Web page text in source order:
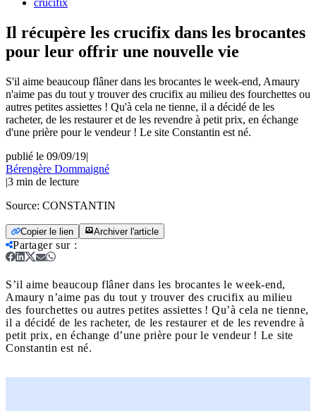
crucifix
Il récupère les crucifix dans les brocantes
pour leur offrir une nouvelle vie
S'il aime beaucoup flâner dans les brocantes le week-end, Amaury
n'aime pas du tout y trouver des crucifix au milieu des fourchettes ou
autres petites assiettes ! Qu'à cela ne tienne, il a décidé de les
racheter, de les restaurer et de les revendre à petit prix, en échange
d'une prière pour le vendeur ! Le site Constantin est né.
publié le 09/09/19|
Bérengère Dommaigné
|3 min de lecture
Source: CONSTANTIN
Copier le lien Archiver l'article
Partager sur:
S’il aime beaucoup flâner dans les brocantes le week-end,
Amaury n’aime pas du tout y trouver des crucifix au milieu
des fourchettes ou autres petites assiettes ! Qu’à cela ne tienne,
il a décidé de les racheter, de les restaurer et de les revendre à
petit prix, en échange d’une prière pour le vendeur ! Le site
Constantin est né.